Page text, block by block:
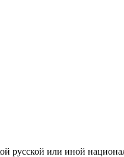
русской или иной